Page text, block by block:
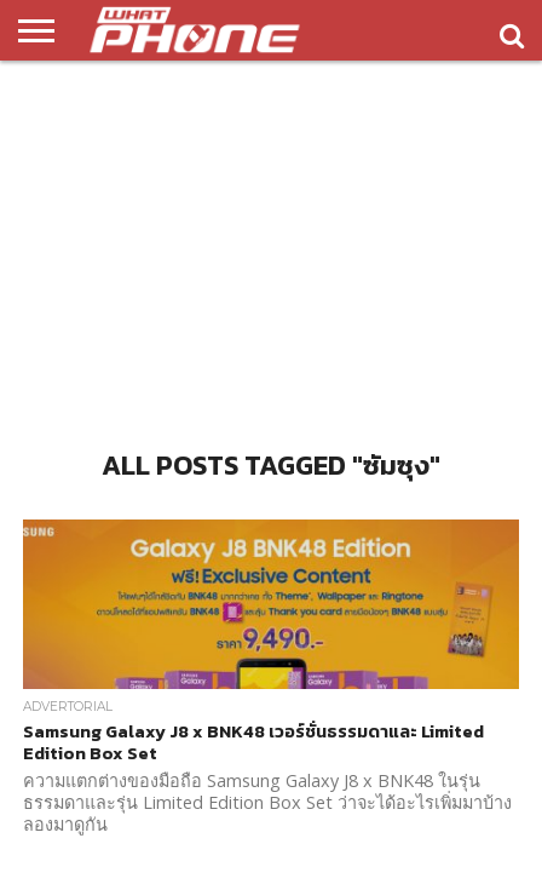
ALL POSTS TAGGED "ซัมซุง"
ADVERTORIAL
Samsung Galaxy J8 x BNK48 เวอร์ชั่นธรรมดาและ Limited
Edition Box Set
ความแตกต่างของมือถือ Samsung Galaxy J8 x BNK48 ในรุ่น
ธรรมดาและรุ่น Limited Edition Box Set ว่าจะได้อะไรเพิ่มมาบ้าง
ลองมาดูกัน